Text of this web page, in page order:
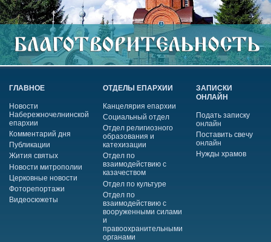
ГЛАВНОЕ
Новости
Набережночелнинской
епархии
Комментарий дня
Публикации
Жития святых
Новости митрополии
Церковные новости
Фоторепортажи
Видеосюжеты
ОТДЕЛЫ ЕПАРХИИ
Канцелярия епархии
Социальный отдел
Отдел религиозного
образования и
катехизации
Отдел по
взаимодействию с
казачеством
Отдел по культуре
Отдел по
взаимодействию с
вооруженными силами
и
правоохранительными
органами
ЗАПИСКИ
ОНЛАЙН
Подать записку
онлайн
Поставить свечу
онлайн
Нужды храмов